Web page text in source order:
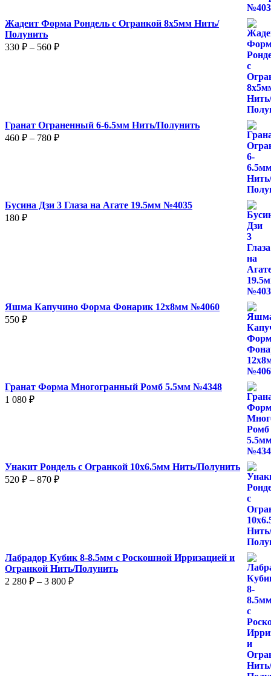
Жадеит Форма Рондель с Огранкой 8х5мм Нить/
Полунить
330 ₽ – 560 ₽Диапазон
Гранат Ограненный 6-6.5мм Нить/Полунить
460 ₽ – 780 ₽Диапазон
Бусина Дзи 3 Глаза на Агате 19.5мм №4035
180 ₽
Яшма Капучино Форма Фонарик 12x8мм №4060
550 ₽
Гранат Форма Многогранный Ромб 5.5мм №4348
1 080 ₽
Унакит Рондель с Огранкой 10х6.5мм Нить/Полунить
520 ₽ – 870 ₽Диапазон
Лабрадор Кубик 8-8.5мм с Роскошной Ирризацией и
Огранкой Нить/Полунить
2 280 ₽ – 3 800 ₽Диапазон